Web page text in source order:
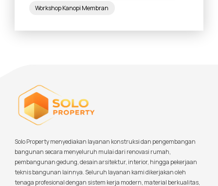
Workshop Kanopi Membran
Solo Property menyediakan layanan konstruksi dan pengembangan
bangunan secara menyeluruh mulai dari renovasi rumah,
pembangunan gedung, desain arsitektur, interior, hingga pekerjaan
teknis bangunan lainnya. Seluruh layanan kami dikerjakan oleh
tenaga profesional dengan sistem kerja modern, material berkualitas,